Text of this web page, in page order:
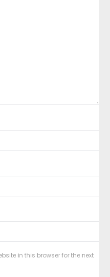
in this browser for the next